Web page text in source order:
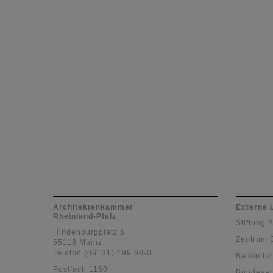
Architektenkammer
Rheinland-Pfalz
Hindenburgplatz 6
55118 Mainz
Telefon (06131) / 99 60-0
Postfach 1150
Externe
Stiftung
Zentrum